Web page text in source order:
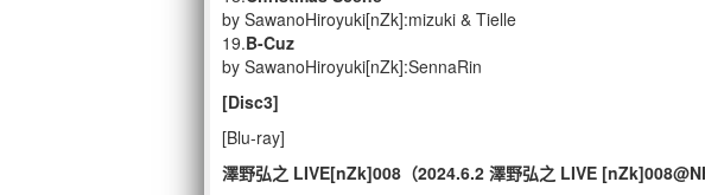
by SawanoHiroyuki[nZk]:mizuki & Tielle
19.B-Cuz
by SawanoHiroyuki[nZk]:SennaRin
[Disc3]
[Blu-ray]
澤野弘之 LIVE[nZk]008（2024.6.2 澤野弘之 LIVE